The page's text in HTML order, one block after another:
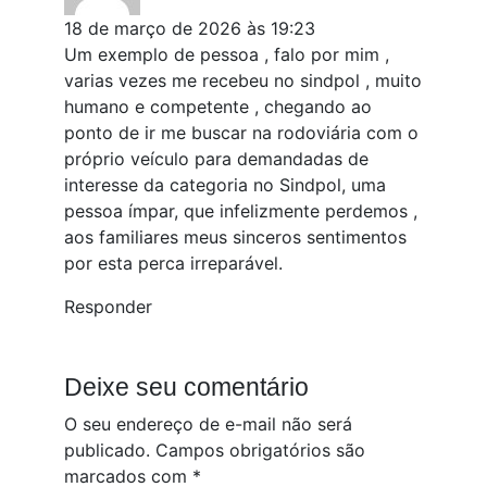
18 de março de 2026 às 19:23
Um exemplo de pessoa , falo por mim ,
varias vezes me recebeu no sindpol , muito
humano e competente , chegando ao
ponto de ir me buscar na rodoviária com o
próprio veículo para demandadas de
interesse da categoria no Sindpol, uma
pessoa ímpar, que infelizmente perdemos ,
aos familiares meus sinceros sentimentos
por esta perca irreparável.
Responder
Deixe seu comentário
O seu endereço de e-mail não será
publicado. Campos obrigatórios são
marcados com *